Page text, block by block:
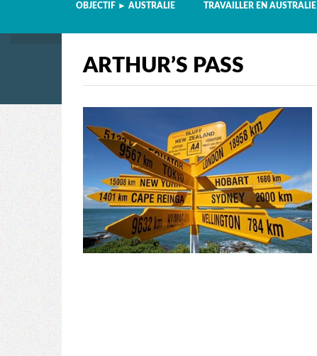
OBJECTIF ► AUSTRALIE TRAVAILLER EN AUSTRALIE
ARTHUR’S PASS